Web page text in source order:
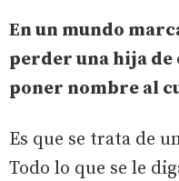
En un mundo
perder una hija
poner nombre al
Es que se trata de
Todo lo que se le